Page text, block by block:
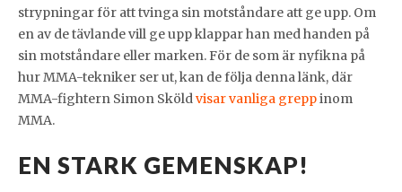
strypningar för att tvinga sin motståndare att ge upp. Om
en av de tävlande vill ge upp klappar han med handen på
sin motståndare eller marken. För de som är nyfikna på
hur MMA-tekniker ser ut, kan de följa denna länk, där
MMA-fightern Simon Sköldvisar vanliga greppinom
MMA.
EN STARK GEMENSKAP!